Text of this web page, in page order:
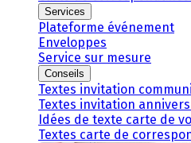
Services
Plateforme événement
Enveloppes
Service sur mesure
Conseils
Textes invitation
Textes invitation
Idées de texte carte de
Textes carte de